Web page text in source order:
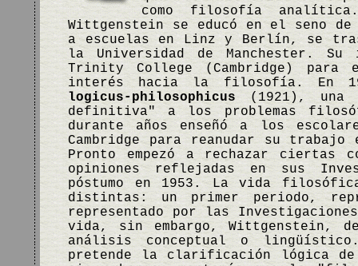
como filosofía
Wittgenstein se educó en el seno
a escuelas en Linz y Berlín, se
la Universidad de Manchester.
Trinity College (Cambridge)
interés hacia la filosofía. En
logicus-philosophicus (1921), una
definitiva" a los problemas
durante años enseñó a los
Cambridge para reanudar su
Pronto empezó a rechazar ciertas
opiniones reflejadas en sus
póstumo en 1953. La vida
distintas: un primer periodo,
representado por las
vida, sin embargo, Wittgenstein,
análisis conceptual o
pretende la clarificación lógica